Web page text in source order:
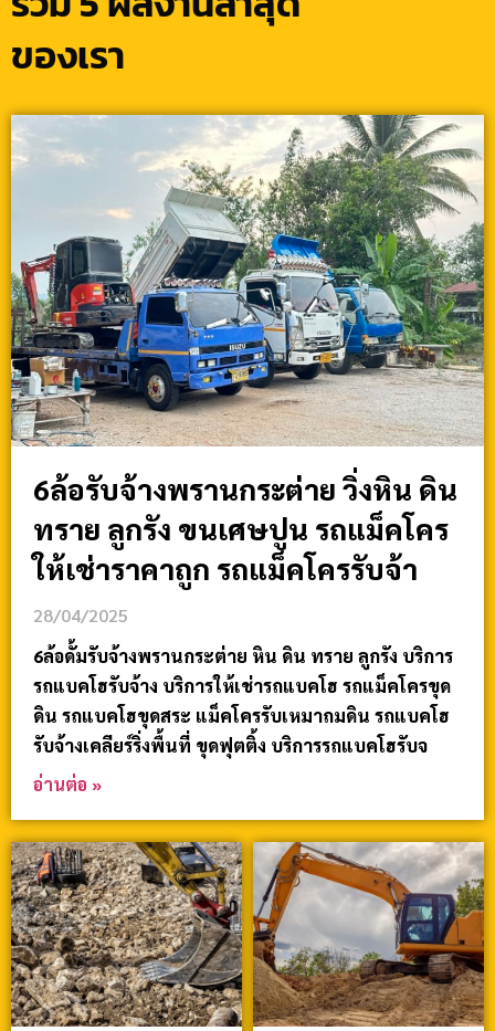
ของเรา
6ล้อรับจ้างพรานกระต่าย วิ่งหิน ดิน
ทราย ลูกรัง ขนเศษปูน รถแม็คโคร
ให้เช่าราคาถูก รถแม็คโครรับจ้า
28/04/2025
6ล้อดั้มรับจ้างพรานกระต่าย หิน ดิน ทราย ลูกรัง บริการ
รถแบคโฮรับจ้าง บริการให้เช่ารถแบคโฮ รถแม็คโครขุด
ดิน รถแบคโฮขุดสระ แม็คโครรับเหมาถมดิน รถแบคโฮ
รับจ้างเคลียร์ริ่งพื้นที่ ขุดฟุตติ้ง บริการรถแบคโฮรับจ
อ่านต่อ »